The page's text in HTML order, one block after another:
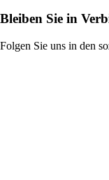
Bleiben Sie in
Folgen Sie uns in den